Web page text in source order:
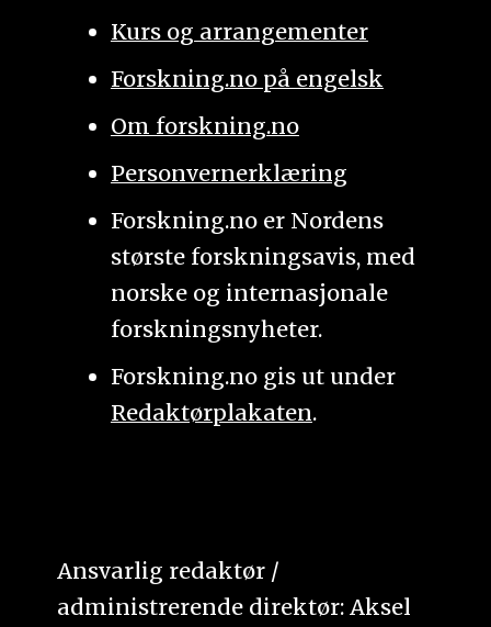
Kurs og arrangementer
Forskning.no på engelsk
Om forskning.no
Personvernerklæring
Forskning.no er Nordens
største forskningsavis, med
norske og internasjonale
forskningsnyheter.
Forskning.no gis ut under
Redaktørplakaten.
Ansvarlig redaktør /
administrerende direktør: Aksel